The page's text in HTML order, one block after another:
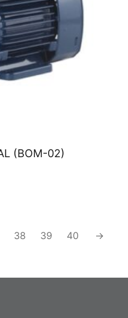
(BOM-02)
38 39 40 →